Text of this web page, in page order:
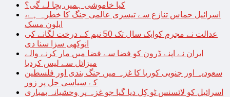
کیا خاموشی ہمیں بچا لے گی؟
اسرائیل حماس تنازع سے تیسری عالمی جنگ کا خطرہ ہے،
ایلون مسک
عدالت نے مجرم کوایک سال تک 50 نیم کے درخت لگانے کی
انوکھی سزا سنا دی
ایران نے اپنے ڈرون کو فضا سے فضا میں مار کرنے والے
میزائل سے لیس کردیا
سعودیہ اور جنوبی کوریا کا غزہ میں جنگ بندی اور فلسطین
کے سیاسی حل پر زور
اسرائیل کو لائسنس ٹو کِل دیا گیا جو غزہ پر وحشیانہ بمباری